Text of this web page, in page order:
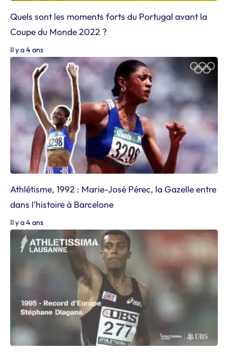
Quels sont les moments forts du Portugal avant la
Coupe du Monde 2022 ?
Il y a 4 ans
Athlétisme, 1992 : Marie-José Pérec, la Gazelle entre
dans l’histoire à Barcelone
Il y a 4 ans